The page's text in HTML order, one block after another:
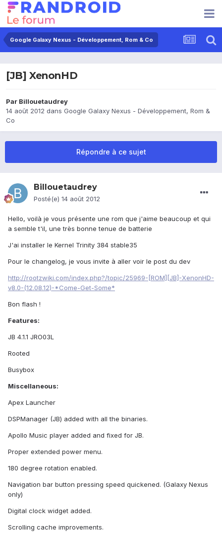
Google Galaxy Nexus - Développement, Rom & Co
[JB] XenonHD
Par Billouetaudrey
14 août 2012 dans Google Galaxy Nexus - Développement, Rom &
Co
Répondre à ce sujet
Billouetaudrey
Posté(e) 14 août 2012
Hello, voilà je vous présente une rom que j'aime beaucoup et qui
a semble t'il, une très bonne tenue de batterie
J'ai installer le Kernel Trinity 384 stable35
Pour le changelog, je vous invite à aller voir le post du dev
http://rootzwiki.com/index.php?/topic/25969- [ROM][JB]-XenonHD-
v8.0-(12.08.12)-*Come-Get-Some*
Bon flash !
Features:
JB 4.1.1 JRO03L
Rooted
Busybox
Miscellaneous:
Apex Launcher
DSPManager (JB) added with all the binaries.
Apollo Music player added and fixed for JB.
Proper extended power menu.
180 degree rotation enabled.
Navigation bar button pressing speed quickened. (Galaxy Nexus
only)
Digital clock widget added.
Scrolling cache improvements.